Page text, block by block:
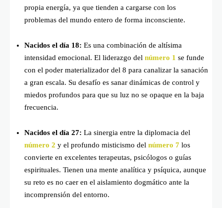
propia energía, ya que tienden a cargarse con los
problemas del mundo entero de forma inconsciente.
Nacidos el día 18: Es una combinación de altísima
intensidad emocional. El liderazgo del número 1 se funde
con el poder materializador del 8 para canalizar la sanación
a gran escala. Su desafío es sanar dinámicas de control y
miedos profundos para que su luz no se opaque en la baja
frecuencia.
Nacidos el día 27: La sinergia entre la diplomacia del
número 2 y el profundo misticismo del número 7 los
convierte en excelentes terapeutas, psicólogos o guías
espirituales. Tienen una mente analítica y psíquica, aunque
su reto es no caer en el aislamiento dogmático ante la
incomprensión del entorno.